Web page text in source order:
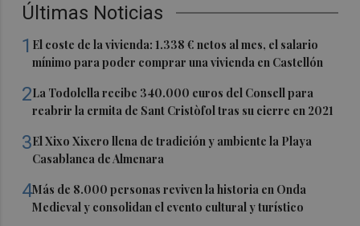
Últimas Noticias
1 El coste de la vivienda: 1.338 € netos al mes, el salario
mínimo para poder comprar una vivienda en Castellón
2La Todolella recibe 340.000 euros del Consell para
reabrir la ermita de Sant Cristòfol tras su cierre en 2021
3El Xixo Xixero llena de tradición y ambiente la Playa
Casablanca de Almenara
4Más de 8.000 personas reviven la historia en Onda
Medieval y consolidan el evento cultural y turístico